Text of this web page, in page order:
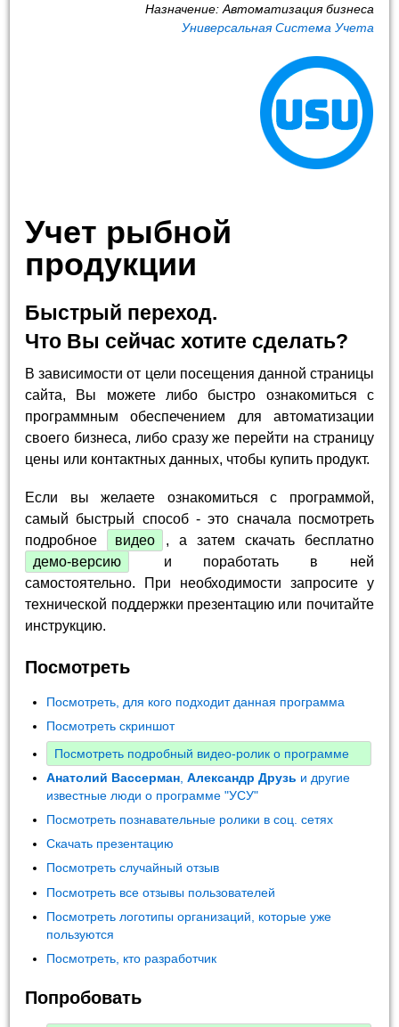
Назначение: Автоматизация бизнеса
Универсальная Система Учета
Учет рыбной
продукции
Быстрый переход.
Что Вы сейчас хотите сделать?
В зависимости от цели посещения данной страницы
сайта, Вы можете либо быстро ознакомиться с
программным обеспечением для автоматизации
своего бизнеса, либо сразу же перейти на страницу
цены или контактных данных, чтобы купить продукт.
Если вы желаете ознакомиться с программой,
самый быстрый способ - это сначала посмотреть
подробное
видео
, а затем скачать бесплатно
демо-версию
и поработать в ней
самостоятельно. При необходимости запросите у
технической поддержки презентацию или почитайте
инструкцию.
Посмотреть
Посмотреть, для кого подходит данная программа
Посмотреть скриншот
Посмотреть подробный видео-ролик о программе
Анатолий Вассерман ,Александр Друзь и другие
известные люди о программе "УСУ"
Посмотреть познавательные ролики в соц. сетях
Скачать презентацию
Посмотреть случайный отзыв
Посмотреть все отзывы пользователей
Посмотреть логотипы организаций, которые уже
пользуются
Посмотреть, кто разработчик
Попробовать